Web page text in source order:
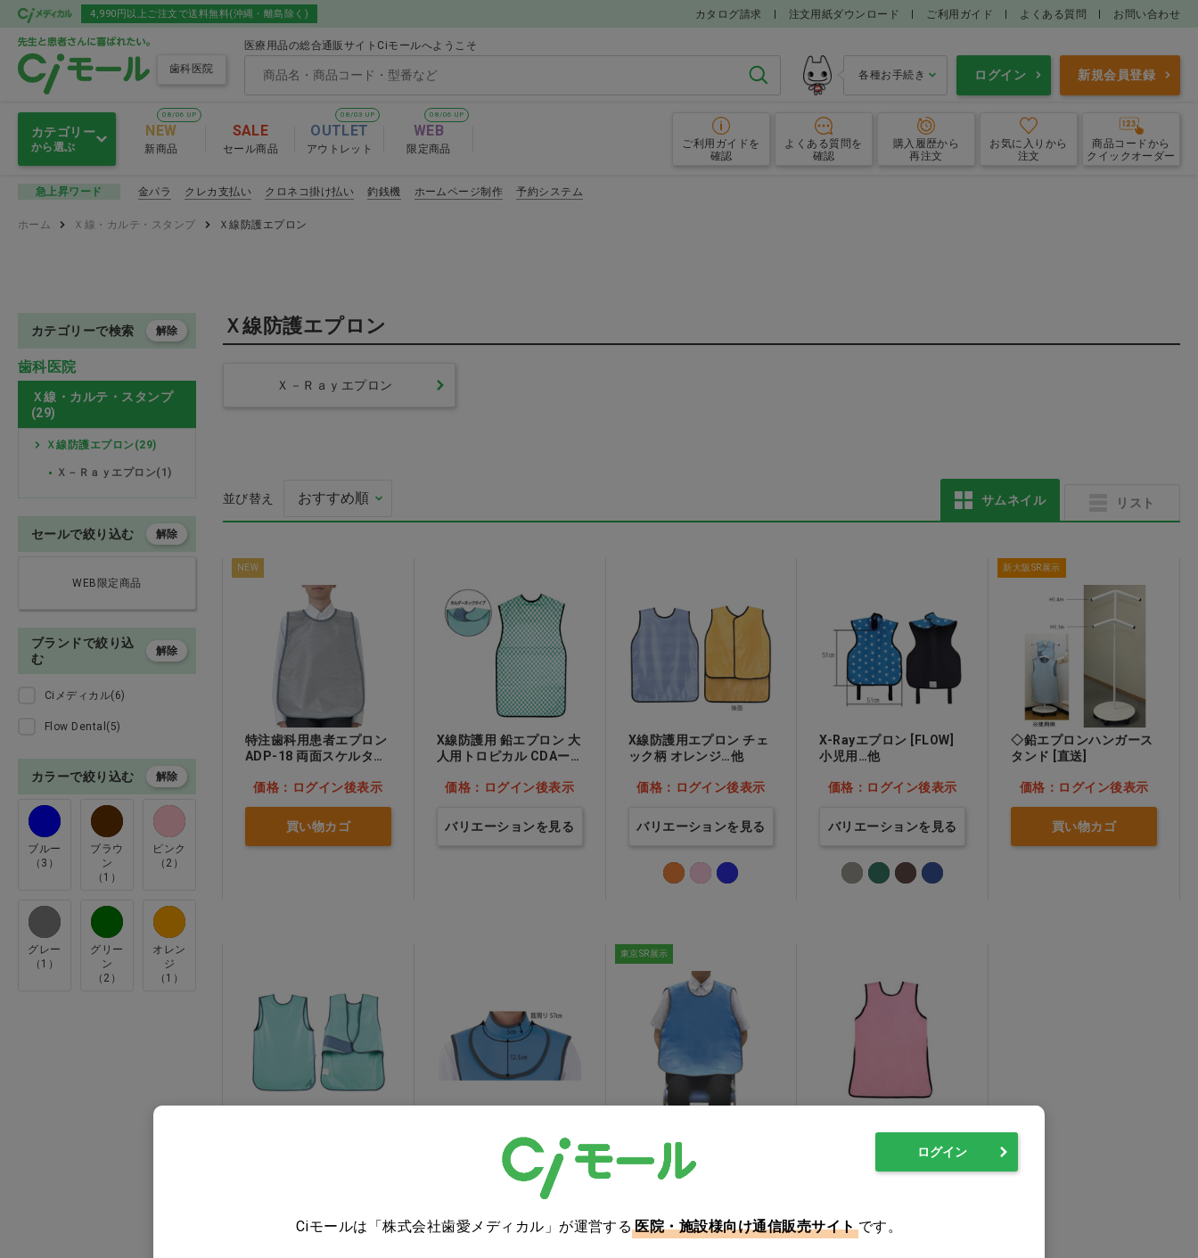
4,990円以上ご注文で送料無料(沖縄・離島除く) カタログ請求 注文用紙ダウンロード ご利用ガイド よくある質問 お問い合わせ
歯科医院
医療用品の総合通販サイトCiモールへようこそ
検索 各種お手続き ログイン 新規会員登録
カテゴリー
から選ぶ
オーラルケア
グローブ・マスク・ゴーグル
感染予防
セメント・練板紙・裏層材・
印象材・ミキシングチップ・
バイト・トレー・咬合紙
注射針・エンド用品
義歯関連・適応試験材・超音
レジン・コア・仮封材・筆
技工関連・研磨・マウスガー
拡大鏡・ルーペ
リーフレット・説明用模型
白衣・サンダル
オーラルケア
口腔ケア用品
オーラルケア おすすめアイテム
価格：ログイン後表示
価格：ログイン後表示
価格：ログイン後表示
SS
価格：ログイン後表示
08/06 UP
NEW
新商品
SALE
セール商品
08/03 UP
OUTLET
アウトレット
08/06 UP
WEB
限定商品 ご利用ガイド を
確認
よくある質問を
確認
購入履歴から
再注文
お気に入り から
注文
商品コードから
クイックオーダー
急上昇ワード 金パラ クレカ支払い クロネコ掛け払い 釣銭機 ホームページ制作 予約システム
ホーム Ｘ線・カルテ・スタンプ Ｘ線防護エプロン
Ｘ線防護エプロン
Ｘ－Ｒａｙエプロン
並び替え サムネイル リスト
NEW
特注歯科用患者エプロン
ADP-18 両面スケルター
価格：ログイン後表示
買い物カゴ
X線防護用 鉛エプロン 大
人用トロピカル CDAー
価格：ログイン後表示
バリエーションを見る
X線防護用エプロン チェ
ック柄 オレンジ…他
価格：ログイン後表示
バリエーションを見る
X-Rayエプロン [FLOW]
小児用…他
価格：ログイン後表示
バリエーションを見る
新大阪SR展示
◇鉛エプロンハンガース
タンド [直送]
価格：ログイン後表示
買い物カゴ
マジカルライト ブルー
価格：ログイン後表示
東京SR展示
PDA-18 滑り止め型
価格：ログイン後表示 価格：ログイン後表示
カテゴリーで検索 解除
歯科医院
Ｘ線・カルテ・スタンプ
(29)
Ｘ線防護エプロン(29)
Ｘ－Ｒａｙエプロン(1)
セールで絞り込む 解除
WEB限定商品
ブランドで絞り込
む
解除
Ciメディカル(6)
Flow Dental(5)
カラーで絞り込む 解除
ブルー
（3）
ブラウ
ン
（1）
ピンク
（2）
グレー
（1）
グリー
ン
（2）
オレン
ジ
（1）
ログイン
Ciモールは「株式会社歯愛メディカル」が運営する医院・施設様向け通信販売サイトです。